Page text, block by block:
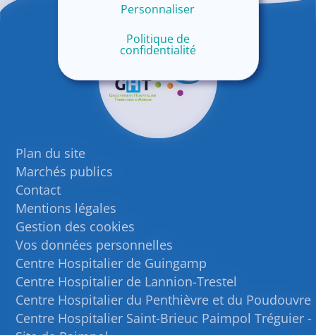
Plan du site
Marchés publics
Contact
Mentions légales
Gestion des cookies
Vos données personnelles
Centre Hospitalier de Guingamp
Centre Hospitalier de Lannion-Trestel
Centre Hospitalier du Penthièvre et du Poudouvre
Centre Hospitalier Saint-Brieuc Paimpol Tréguier -
Personnaliser
Politique de
confidentialité